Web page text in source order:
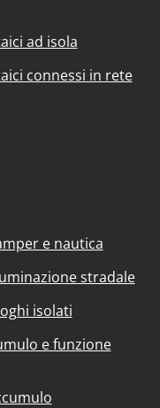
ad isola
connessi in rete
e nautica
stradale
isolati
e funzione